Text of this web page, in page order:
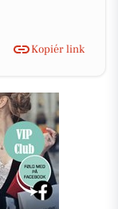
Kopiér link